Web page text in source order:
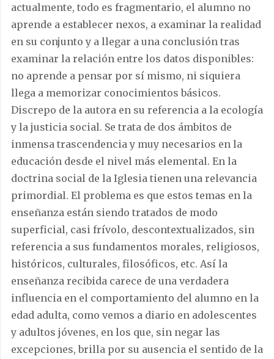
actualmente, todo es fragmentario, el alumno no
aprende a establecer nexos, a examinar la realidad
en su conjunto y a llegar a una conclusión tras
examinar la relación entre los datos disponibles:
no aprende a pensar por sí mismo, ni siquiera
llega a memorizar conocimientos básicos.
Discrepo de la autora en su referencia a la ecología
y la justicia social. Se trata de dos ámbitos de
inmensa trascendencia y muy necesarios en la
educación desde el nivel más elemental. En la
doctrina social de la Iglesia tienen una relevancia
primordial. El problema es que estos temas en la
enseñanza están siendo tratados de modo
superficial, casi frívolo, descontextualizados, sin
referencia a sus fundamentos morales, religiosos,
históricos, culturales, filosóficos, etc. Así la
enseñanza recibida carece de una verdadera
influencia en el comportamiento del alumno en la
edad adulta, como vemos a diario en adolescentes
y adultos jóvenes, en los que, sin negar las
excepciones, brilla por su ausencia el sentido de la